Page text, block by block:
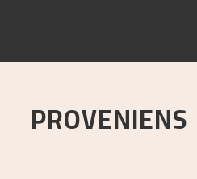
PROVENIENS